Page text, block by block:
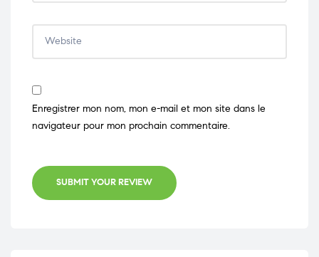
Enregistrer mon nom, mon e-mail et mon site dans le
navigateur pour mon prochain commentaire.
SUBMIT YOUR REVIEW